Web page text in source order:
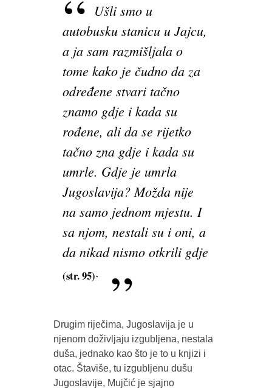
Ušli smo u
autobusku stanicu u Jajcu,
a ja sam razmišljala o
tome kako je čudno da za
određene stvari tačno
znamo gdje i kada su
rođene, ali da se rijetko
tačno zna gdje i kada su
umrle. Gdje je umrla
Jugoslavija? Možda nije
na samo jednom mjestu. I
sa njom, nestali su i oni, a
da nikad nismo otkrili gdje
(str. 95).
Drugim riječima, Jugoslavija je u
njenom doživljaju izgubljena, nestala
duša, jednako kao što je to u knjizi i
otac. Štaviše, tu izgubljenu dušu
Jugoslavije, Mujčić je sjajno